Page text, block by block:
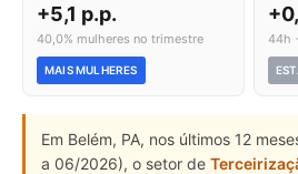
+5,1 p.p.
40,0% mulheres no trimestre
MAIS MULHERES
44h
Em Belém, PA, nos últimos 12
a 06/2026), o setor de